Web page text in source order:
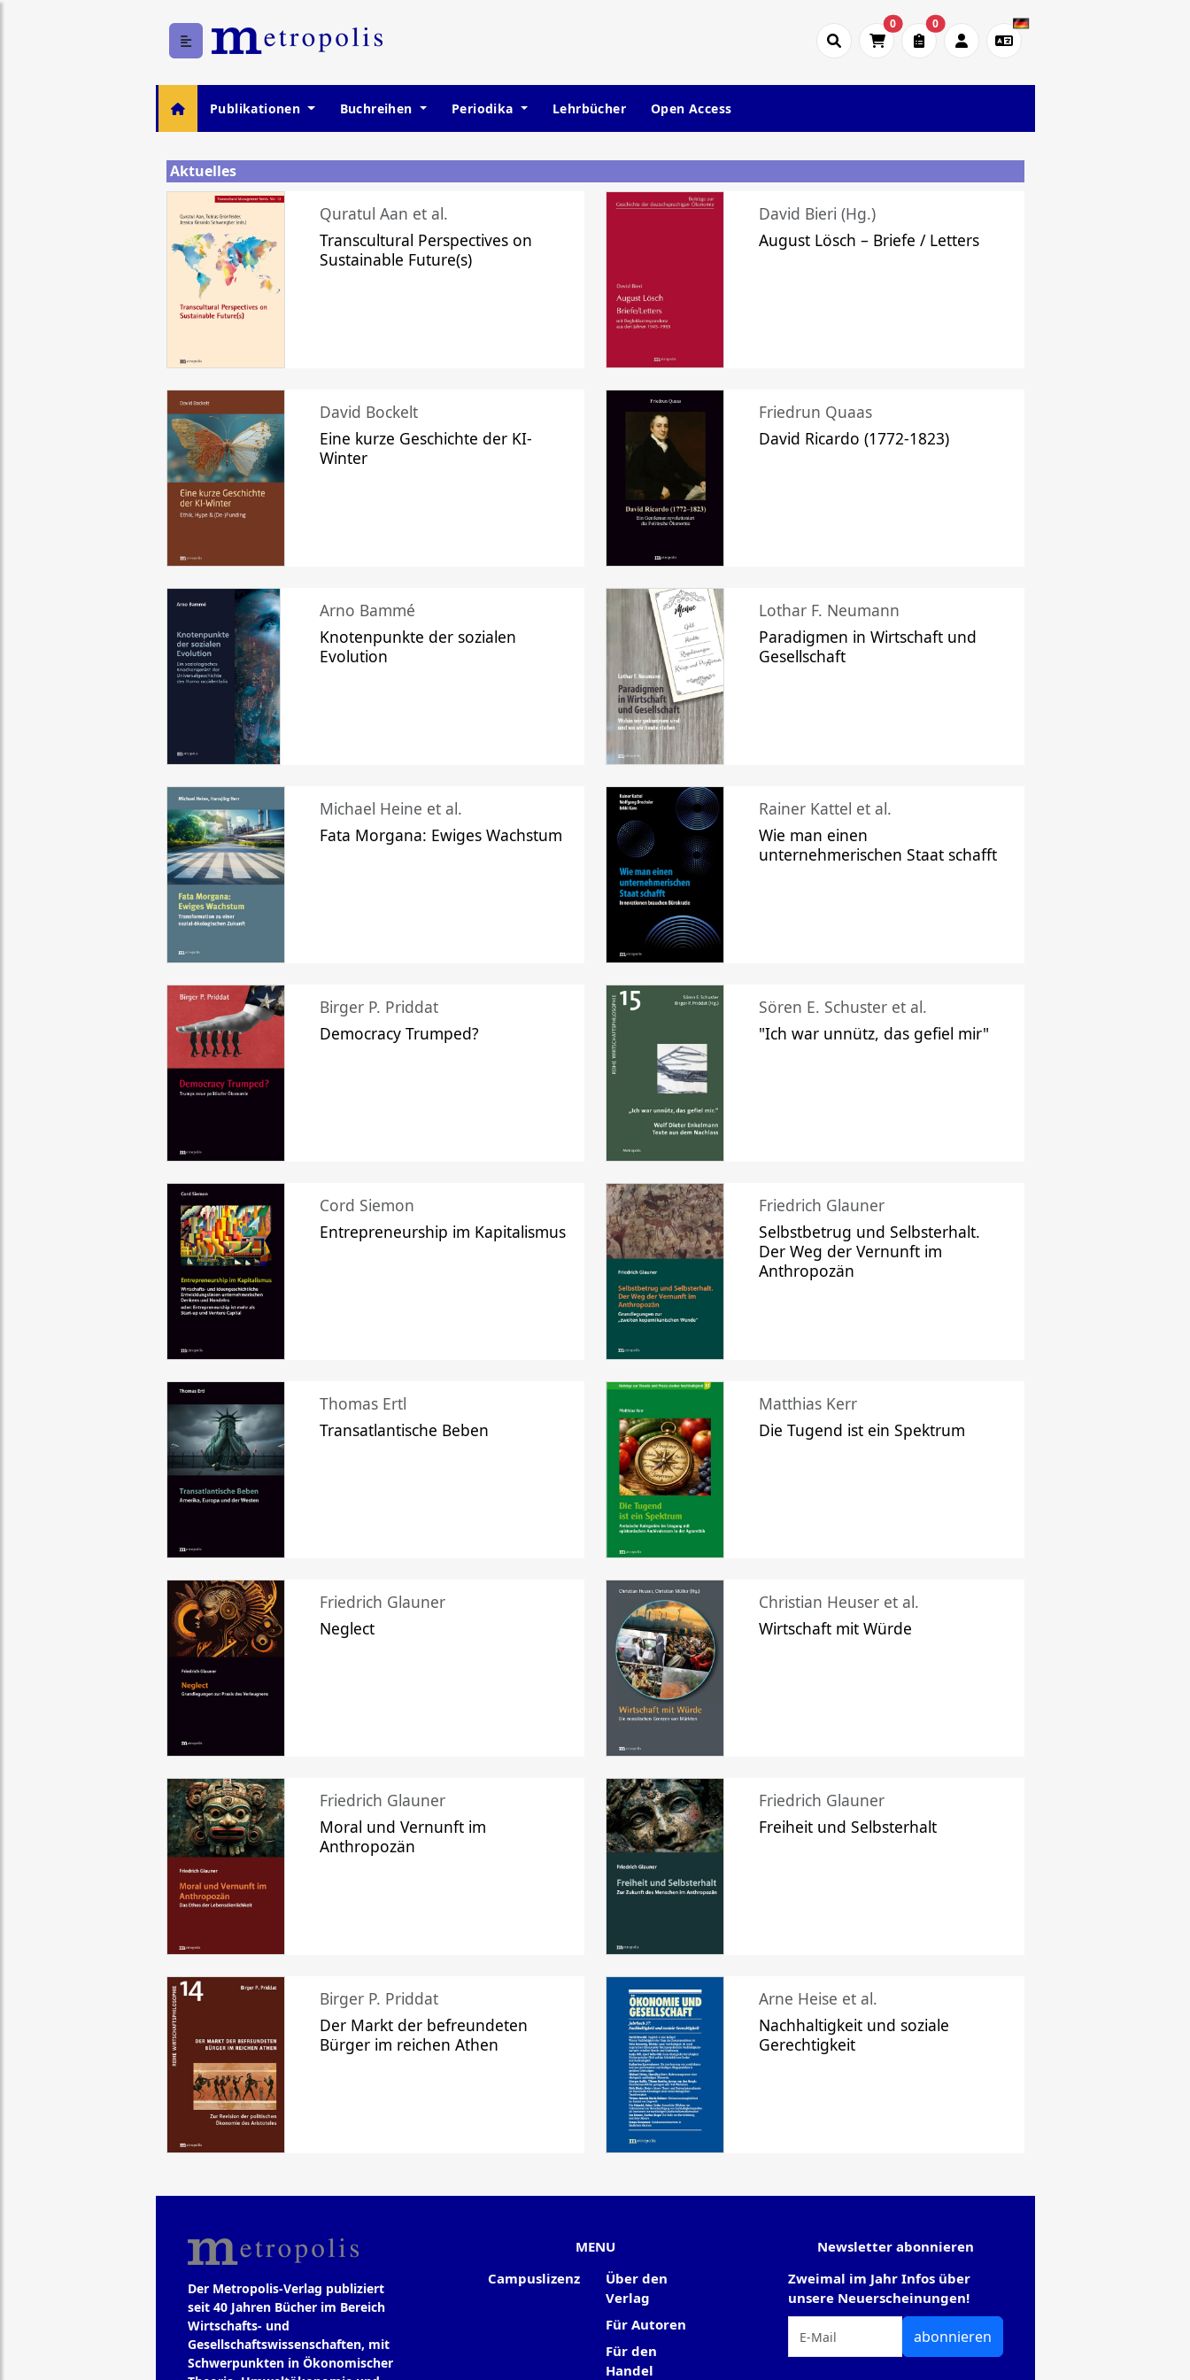
0 0
Publikationen Buchreihen Periodika Lehrbücher Open Access
Aktuelles
Quratul Aan et al.
Transcultural Perspectives on
Sustainable Future(s)
David Bieri (Hg.)
August Lösch – Briefe / Letters
David Bockelt
Eine kurze Geschichte der KI-
Winter
Friedrun Quaas
David Ricardo (1772-1823)
Arno Bammé
Knotenpunkte der sozialen
Evolution
Lothar F. Neumann
Paradigmen in Wirtschaft und
Gesellschaft
Michael Heine et al.
Fata Morgana: Ewiges Wachstum
Rainer Kattel et al.
Wie man einen
unternehmerischen Staat schafft
Birger P. Priddat
Democracy Trumped?
Sören E. Schuster et al.
"Ich war unnütz, das gefiel mir"
Cord Siemon
Entrepreneurship im Kapitalismus
Friedrich Glauner
Selbstbetrug und Selbsterhalt.
Der Weg der Vernunft im
Anthropozän
Thomas Ertl
Transatlantische Beben
Matthias Kerr
Die Tugend ist ein Spektrum
Friedrich Glauner
Neglect
Christian Heuser et al.
Wirtschaft mit Würde
Friedrich Glauner
Moral und Vernunft im
Anthropozän
Friedrich Glauner
Freiheit und Selbsterhalt
Birger P. Priddat
Der Markt der befreundeten
Bürger im reichen Athen
Arne Heise et al.
Nachhaltigkeit und soziale
Gerechtigkeit
Der Metropolis-Verlag publiziert
seit 40 Jahren Bücher im Bereich
Wirtschafts- und
Gesellschaftswissenschaften, mit
Schwerpunkten in Ökonomischer
MENU
Campuslizenz
Über den
Verlag
Für Autoren
Für den
Handel
Newsletter abonnieren
Zweimal im Jahr Infos über
unsere Neuerscheinungen!
abonnieren